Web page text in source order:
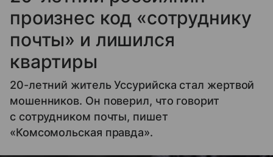
произнес код «сотруднику
почты» и лишился
квартиры
20-летний житель Уссурийска стал жертвой
мошенников. Он поверил, что говорит
с сотрудником почты, пишет
«Комсомольская правда».